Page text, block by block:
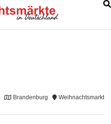
Brandenburg
Weihnachtsmarkt